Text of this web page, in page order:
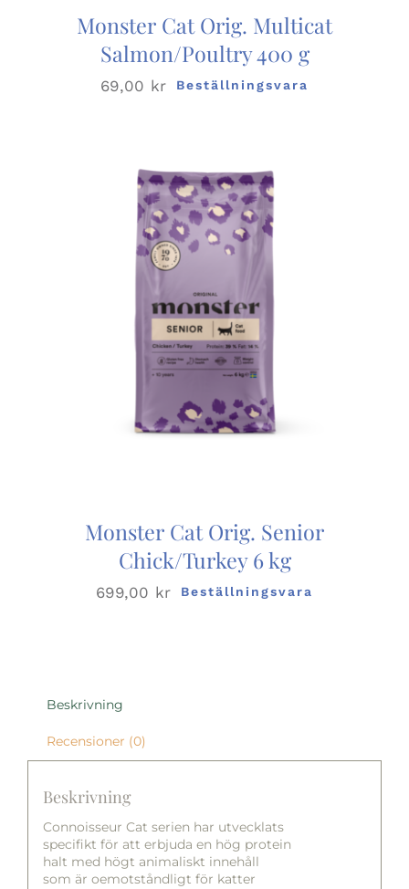
Monster Cat Orig. Multicat
Salmon/Poultry 400 g
69,00 kr Beställningsvara
Monster Cat Orig. Senior
Chick/Turkey 6 kg
699,00 kr Beställningsvara
Beskrivning
Recensioner (0)
Beskrivning
Connoisseur Cat serien har utvecklats
specifikt för att erbjuda en hög protein
halt med högt animaliskt innehåll
som är oemotståndligt för katter